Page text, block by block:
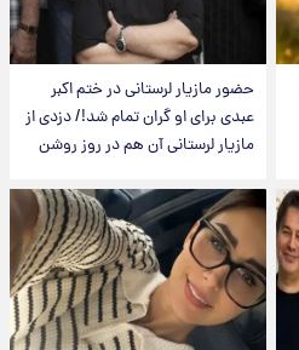
حضور مازیار لرستانی در ختم اکبر
عبدی برای او گران تمام شد!/ دزدی از
مازیار لرستانی آن هم در روز روشن